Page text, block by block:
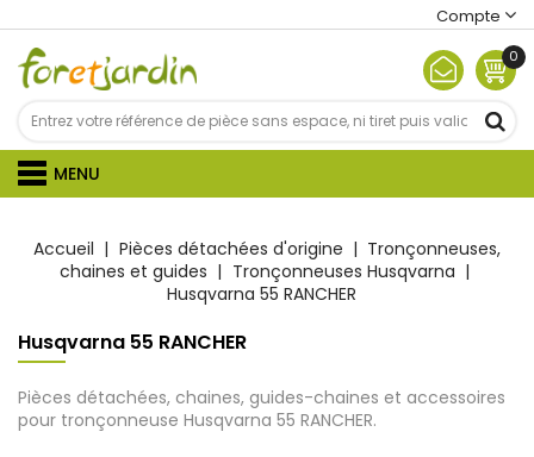
Compte
0
MENU
Accueil Pièces détachées d'origine
Tronçonneuses,
chaines et guides
Tronçonneuses Husqvarna
Husqvarna 55 RANCHER
Husqvarna 55 RANCHER
Pièces détachées, chaines, guides-chaines et accessoires
pour tronçonneuse Husqvarna 55 RANCHER.